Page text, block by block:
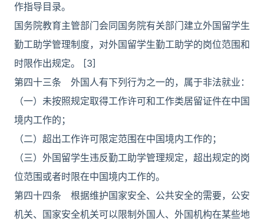
作指导目录。
国务院教育主管部门会同国务院有关部门建立外国留学生
勤工助学管理制度，对外国留学生勤工助学的岗位范围和
时限作出规定。 [3]
第四十三条 外国人有下列行为之一的，属于非法就业：
（一）未按照规定取得工作许可和工作类居留证件在中国
境内工作的；
（二）超出工作许可限定范围在中国境内工作的；
（三）外国留学生违反勤工助学管理规定，超出规定的岗
位范围或者时限在中国境内工作的。
第四十四条 根据维护国家安全、公共安全的需要，公安
机关、国家安全机关可以限制外国人、外国机构在某些地